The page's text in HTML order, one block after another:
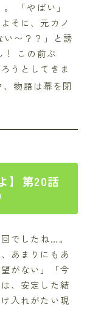
。 「やばい」
そに、元カノ
〜？？」と誘
！ この前ぶ
うとしてきま
物語は幕を閉
】第20話
でしたね…。
あまりにもあ
がない」「今
、安定した結
入れがたい現